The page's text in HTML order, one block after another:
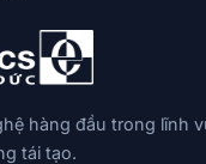
hàng đầu trong lĩnh
tái tạo.